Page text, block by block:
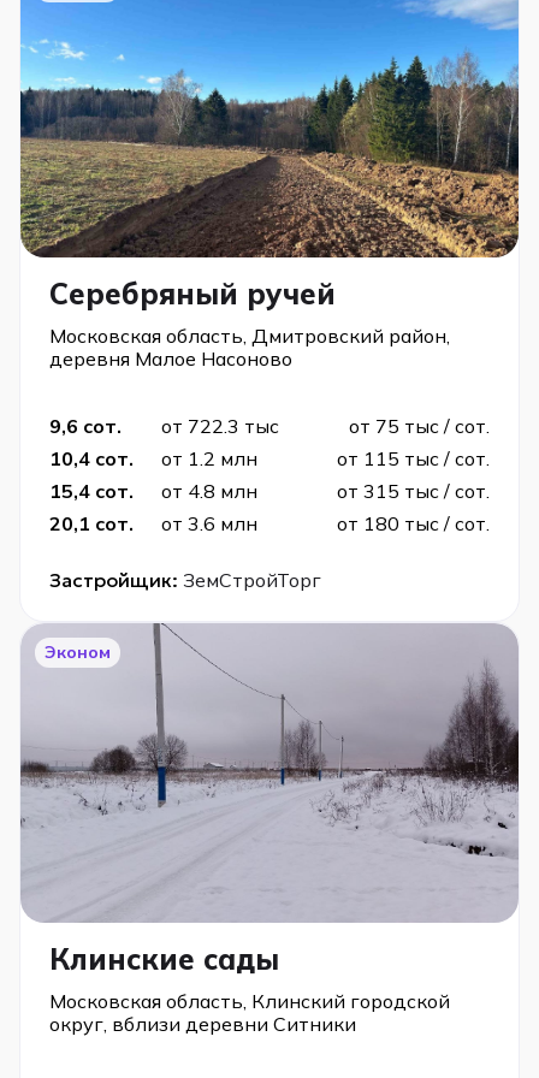
Серебряный ручей
Московская область, Дмитровский район,
деревня Малое Насоново
9,6 сот. от 722.3 тыс
от 75 тыс / сот.
10,4 сот.
от 1.2 млн
от 115 тыс / сот.
15,4 сот.
от 4.8 млн
от 315 тыс / сот.
20,1 сот.
от 3.6 млн от 180 тыс / сот.
Застройщик: ЗемСтройТорг
Эконом
Клинские сады
Московская область, Клинский городской
округ, вблизи деревни Ситники